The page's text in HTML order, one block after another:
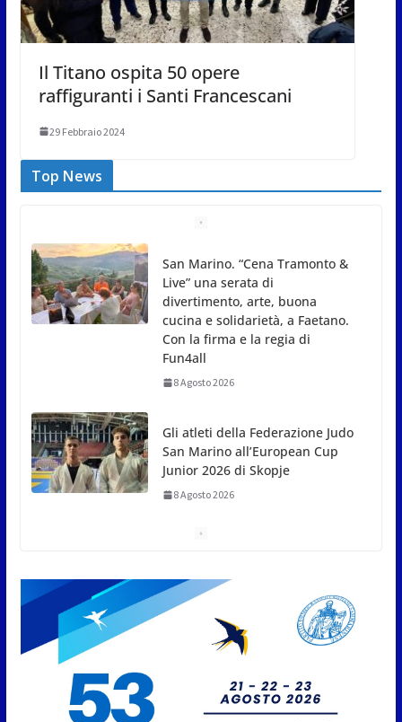
Il Titano ospita 50 opere
raffiguranti i Santi Francescani
29 Febbraio 2024
Top News
Gli atleti della Federazione Judo
San Marino all’European Cup
Junior 2026 di Skopje
8 Agosto 2026
L’arte perde uno dei suoi maestri: si è spento a 91
8 Agosto 2026
A Oltremare 2.0 a Riccione in migliaia per
incontrare i DinsiemE
Femminile: quattro Primavera
aggregate alla Prima Squadra
8 Agosto 2026
Live” una serata di
divertimento, arte, buona